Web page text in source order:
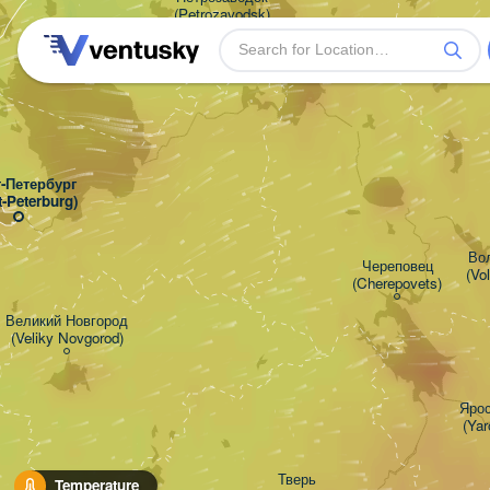
Temperature
Петербург
Peterburg)
Великий Новгород
(Veliky Novgorod)
(Petrozavodsk)
Череповец
(Cherepovets)
Тверь